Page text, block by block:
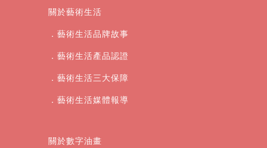
關於藝術生活
．藝術生活品牌故事
．藝術生活產品認證
．藝術生活三大保障
．藝術生活媒體報導
關於數字油畫